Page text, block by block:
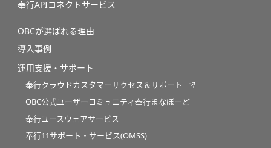
奉行APIコネクトサービス
OBCが選ばれる理由
導入事例
運用支援・サポート
奉行クラウドカスタマーサクセス＆サポート
OBC公式ユーザーコミュニティ奉行まなぼーど
奉行ユースウェアサービス
奉行11サポート・サービス(OMSS)